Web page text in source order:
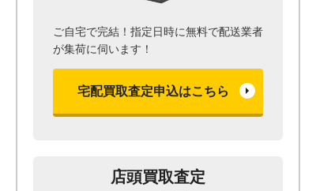
ご自宅で完結！指定日時に無料で配送業者
が集荷に伺います！
宅配買取査定申込はこちら
店頭買取査定